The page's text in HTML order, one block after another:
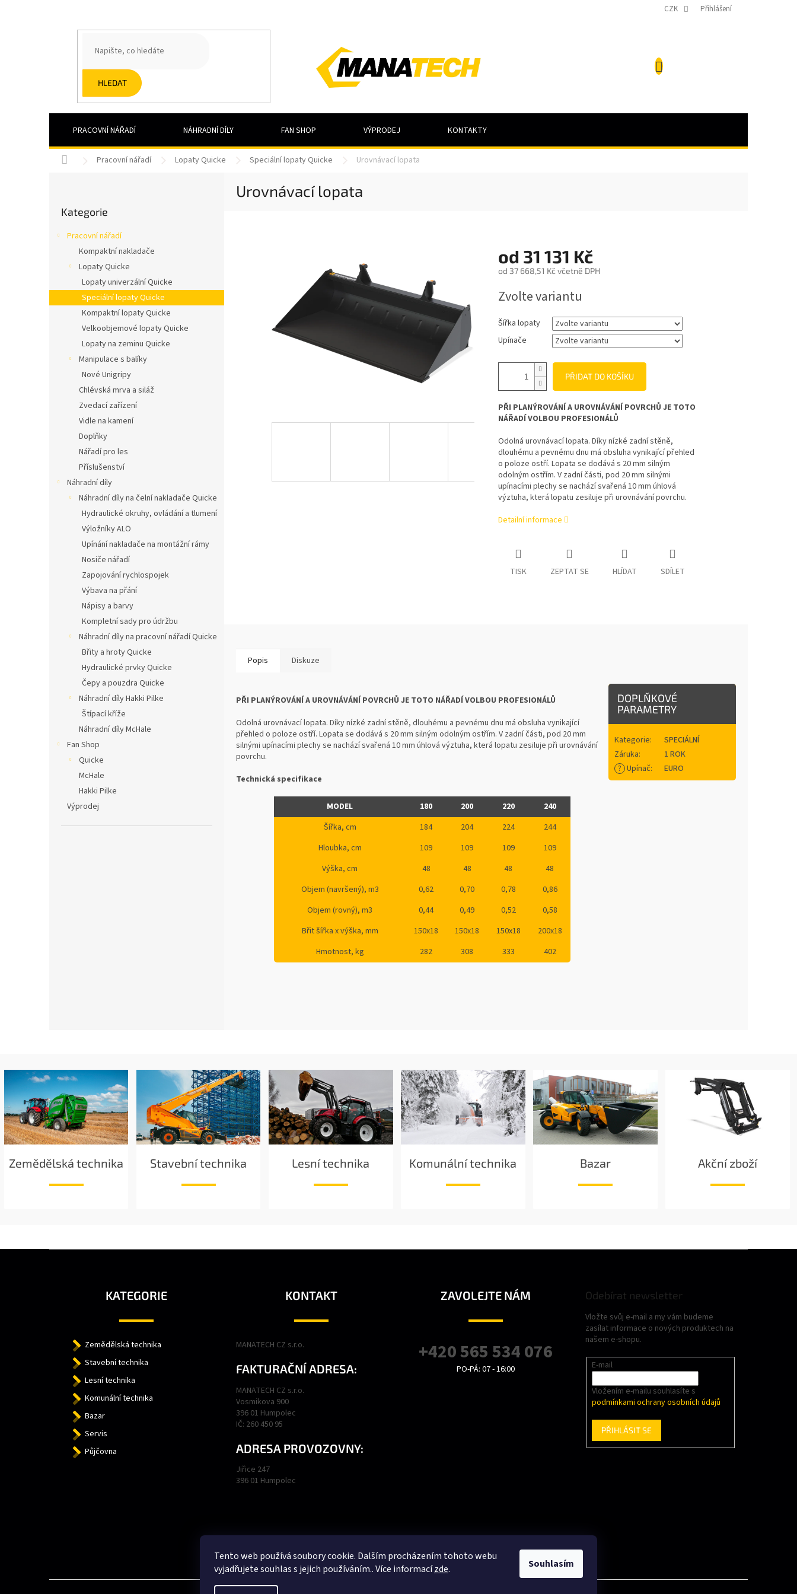
Tento web používá soubory cookie. Dalším procházením tohoto webu
vyjadřujete souhlas s jejich používáním.. Více informacízde. Souhlasím
CZK Přihlášení
HLEDAT
PRACOVNÍ NÁŘADÍ NÁHRADNÍ DÍLY FAN SHOP VÝPRODEJ KONTAKTY
Domů Pracovní nářadí Lopaty Quicke Speciální lopaty Quicke Urovnávací lopata
a
kategorie
Kategorie
Pracovní nářadí
Kompaktní nakladače
Lopaty Quicke
Lopaty univerzální Quicke
Speciální lopaty Quicke
Kompaktní lopaty Quicke
Velkoobjemové lopaty Quicke
Lopaty na zeminu Quicke
Manipulace s balíky
Nové Unigripy
Chlévská mrva a siláž
Zvedací zařízení
Vidle na kamení
Doplňky
Nářadí pro les
Příslušenství
Náhradní díly
Náhradní díly na čelní nakladače Quicke
Hydraulické okruhy, ovládání a tlumení
Výložníky ALÖ
Upínání nakladače na montážní rámy
Nosiče nářadí
Zapojování rychlospojek
Výbava na přání
Nápisy a barvy
Kompletní sady pro údržbu
Náhradní díly na pracovní nářadí Quicke
Břity a hroty Quicke
Hydraulické prvky Quicke
Čepy a pouzdra Quicke
Náhradní díly Hakki Pilke
Štípací kříže
Náhradní díly McHale
Fan Shop
Quicke
McHale
Hakki Pilke
Výprodej
Urovnávací lopata
od 31 131 Kč
od 37 668,51 Kčvčetně DPH
cena:
Zvolte variantu
Šířka lopaty
Upínače
PŘIDAT DO KOŠÍKU
PŘI PLANÝROVÁNÍ A UROVNÁVÁNÍ POVRCHŮ JE TOTO
NÁŘADÍ VOLBOU PROFESIONÁLŮ
Odolná urovnávací lopata. Díky nízké zadní stěně,
dlouhému a pevnému dnu má obsluha vynikající přehled
o poloze ostří. Lopata se dodává s 20 mm silným
odolným ostřím. V zadní části, pod 20 mm silnými
upínacími plechy se nachází svařená 10 mm úhlová
výztuha, která lopatu zesiluje při urovnávání povrchu.
Detailní informace
TISK ZEPTAT SE HLÍDAT SDÍLET
Popis Diskuze
PŘI PLANÝROVÁNÍ A UROVNÁVÁNÍ POVRCHŮ JE TOTO NÁŘADÍ VOLBOU PROFESIONÁLŮ
Odolná urovnávací lopata. Díky nízké zadní stěně, dlouhému a pevnému dnu má obsluha vynikající
přehled o poloze ostří. Lopata se dodává s 20 mm silným odolným ostřím. V zadní části, pod 20 mm
silnými upínacími plechy se nachází svařená 10 mm úhlová výztuha, která lopatu zesiluje při urovnávání
povrchu.
Technická specifikace
MODEL 180 200 220
240
Šířka, cm
184 204 224
244
Hloubka, cm
109 109 109
109
Výška, cm
48 48 48
48
Objem (navršený), m3
0,62 0,70 0,78
0,86
Objem (rovný), m3
0,44 0,49 0,52
0,58
Břit šířka x výška, mm
150x18 150x18 150x18
200x18
Hmotnost, kg
282 308 333 402
DOPLŇKOVÉ
PARAMETRY
Kategorie:
SPECIÁLNÍ
Záruka:
1 ROK
? Upínač: EURO
Zemědělská technika Stavební technika Lesní technika Komunální technika Bazar Akční zboží
KATEGORIE
Zemědělská technika
Stavební technika
Lesní technika
Komunální technika
Bazar
Servis
Půjčovna
KONTAKT
MANATECH CZ s.r.o.
FAKTURAČNÍ ADRESA:
MANATECH CZ s.r.o.
Vosmikova 900
396 01 Humpolec
IČ: 260 450 95
ADRESA PROVOZOVNY:
Jiřice 247
396 01 Humpolec
ZAVOLEJTE NÁM
+420 565 534 076
PO-PÁ: 07 - 16:00
Odebírat newsletter
Vložte svůj e-mail a my vám budeme
zasílat informace o nových produktech na
našem e-shopu.
E-mail
Vložením e-mailu souhlasíte s
podmínkami ochrany osobních údajů
PŘIHLÁSIT SE
Podmínky ochrany osobních údajů Obchodní podmínky